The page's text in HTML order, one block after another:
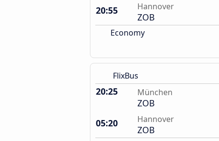
20:55
Hannover
ZOB
Economy
FlixBus
20:25 München
ZOB
05:20
Hannover
ZOB